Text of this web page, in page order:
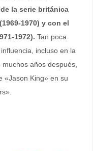
la serie británica
1970) y con el
1972). Tan poca
incluso en la
años después,
«Jason King» en su